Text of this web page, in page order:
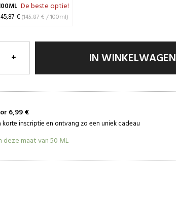
De beste optie!
€ (145,87 € / 100ml)
IN WINKELWAGEN
6,99 €
inscriptie en ontvang zo een uniek cadeau
deze maat van50 ML